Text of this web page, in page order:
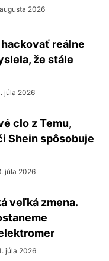
2026
reálne
že stále
júla 2026
clo z Temu,
Shein spôsobuje
júla 2026
veľká zmena.
júla 2026